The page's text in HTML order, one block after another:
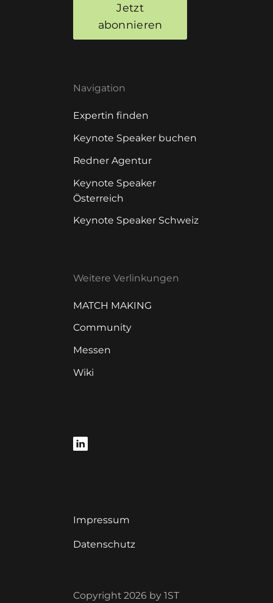
Jetzt
abonnieren
Navigation
Expertin finden
Keynote Speaker buchen
Redner Agentur
Keynote Speaker
Österreich
Keynote Speaker Schweiz
Weitere Verlinkungen
MATCH MAKING
Community
Messen
Wiki
Impressum
Datenschutz
Copyright 2026 by 1ST